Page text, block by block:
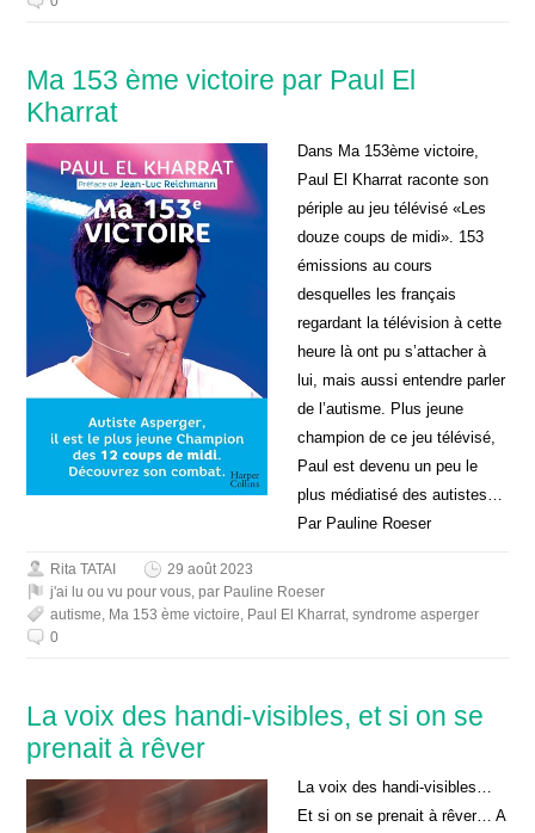
Ma 153 ème victoire par Paul El
Kharrat
Dans Ma 153ème victoire,
Paul El Kharrat raconte son
périple au jeu télévisé «Les
douze coups de midi». 153
émissions au cours
desquelles les français
regardant la télévision à cette
heure là ont pu s’attacher à
lui, mais aussi entendre parler
de l’autisme. Plus jeune
champion de ce jeu télévisé,
Paul est devenu un peu le
plus médiatisé des autistes…
Par Pauline Roeser
Rita TATAI
29 août 2023
j'ai lu ou vu pour vous,par Pauline Roeser
autisme, Ma 153 ème victoire, Paul El Kharrat,syndrome asperger
0
La voix des handi-visibles, et si on se
prenait à rêver
La voix des handi-visibles…
Et si on se prenait à rêver… A